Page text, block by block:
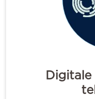
Digitale